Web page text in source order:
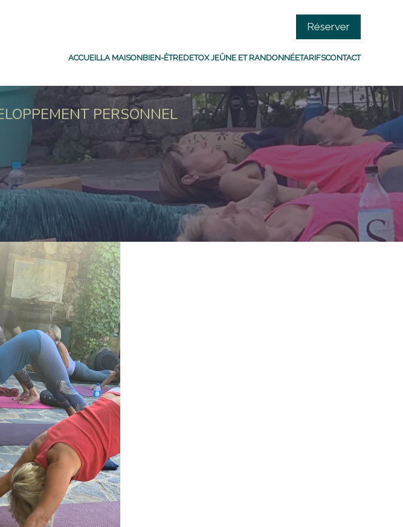
Réserver
ACCUEILLA MAISONBIEN-ÊTREDETOX JEÛNE ET RANDONNÉETARIFSCONTACT
PERSONNEL